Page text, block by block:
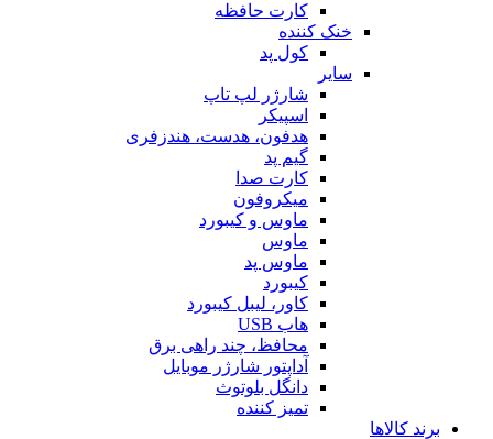
کارت حافظه
خنک کننده
کول پد
سایر
شارژر لپ تاپ
اسپیکر
هدفون، هدست، هندزفری
گیم پد
کارت صدا
میکروفون
ماوس و کیبورد
ماوس
ماوس پد
کیبورد
کاور، لیبل کیبورد
هاب USB
محافظ، چند راهی برق
آداپتور شارژر موبایل
دانگل بلوتوث
تمیز کننده
برند کالاها